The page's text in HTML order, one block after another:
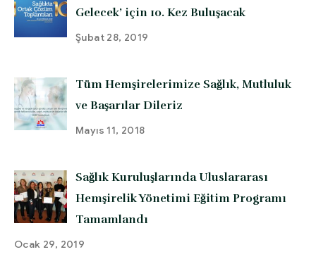
Gelecek’ için 10. Kez Buluşacak
Şubat 28, 2019
Tüm Hemşirelerimize Sağlık, Mutluluk
ve Başarılar Dileriz
Mayıs 11, 2018
Sağlık Kuruluşlarında Uluslararası
Hemşirelik Yönetimi Eğitim Programı
Tamamlandı
Ocak 29, 2019